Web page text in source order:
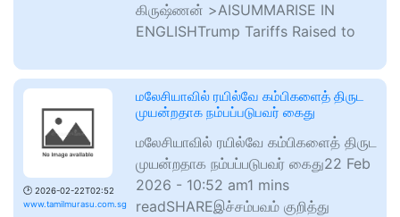
கிருஷ்ணன் >AISUMMARISE IN
ENGLISHTrump Tariffs Raised to
🕑 2026-02-22T02:52
www.tamilmurasu.com.sg
மலேசியாவில் ரயில்வே கம்பிகளைத் திருட
முயன்றதாக நம்பப்படுபவர் கைது
மலேசியாவில் ரயில்வே கம்பிகளைத் திருட
முயன்றதாக நம்பப்படுபவர் கைது22 Feb
2026 - 10:52 am1 mins
readSHAREஇச்சம்பவம் குறித்து